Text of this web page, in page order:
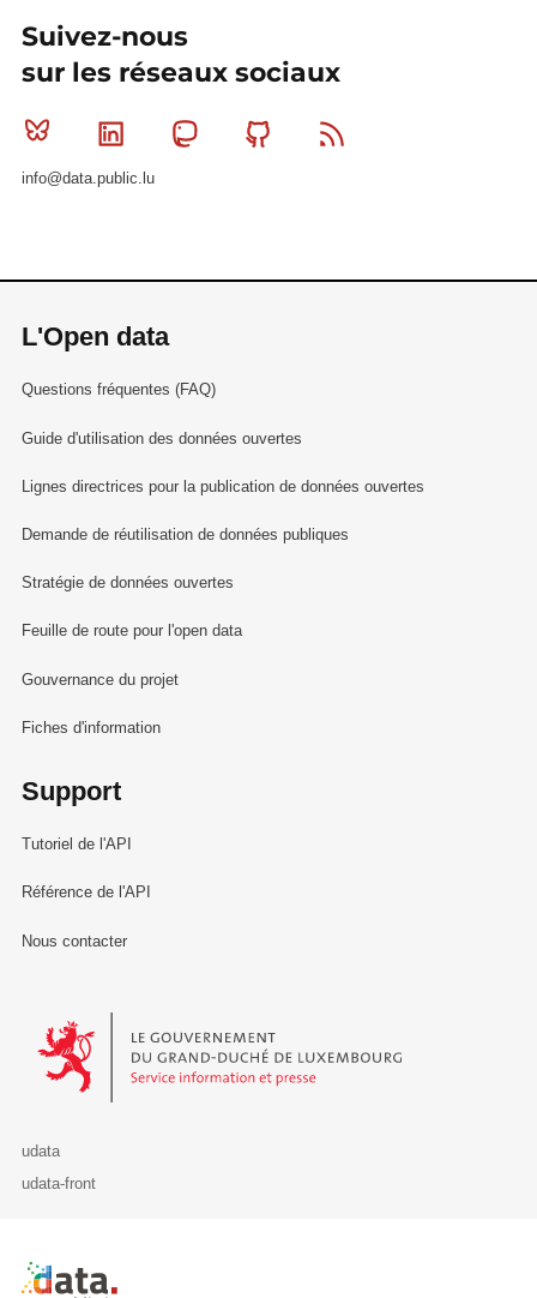
Suivez-nous
sur les réseaux sociaux
Bluesky Linkedin MastodonGithub
info@data.public.lu
L'Open data
Questions fréquentes (FAQ)
Guide d'utilisation des données ouvertes
Lignes directrices pour la publication de données ouvertes
Demande de réutilisation de données publiques
Stratégie de données ouvertes
Feuille de route pour l'open data
Gouvernance du projet
Fiches d'information
Support
Tutoriel de l'API
Référence de l'API
Nous contacter
Le Gouvernement du Grand-Duché de Luxembourg - Service
udata
udata-front
Retour à l'accueil de data.public.lu